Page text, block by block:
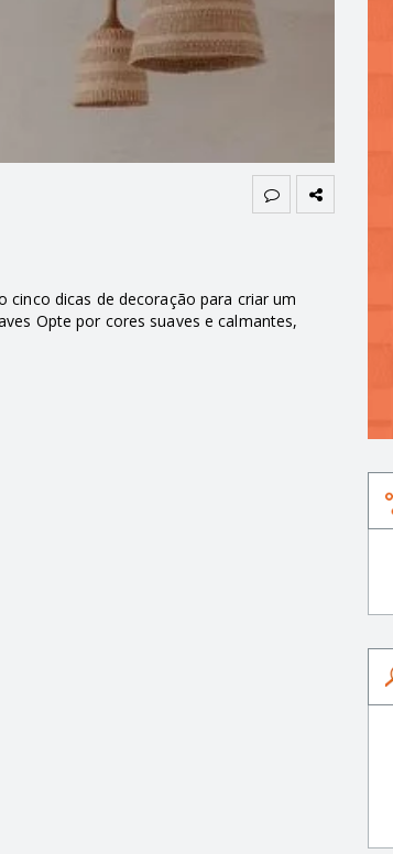
dicas de decoração para criar um
Opte por cores suaves e calmantes,